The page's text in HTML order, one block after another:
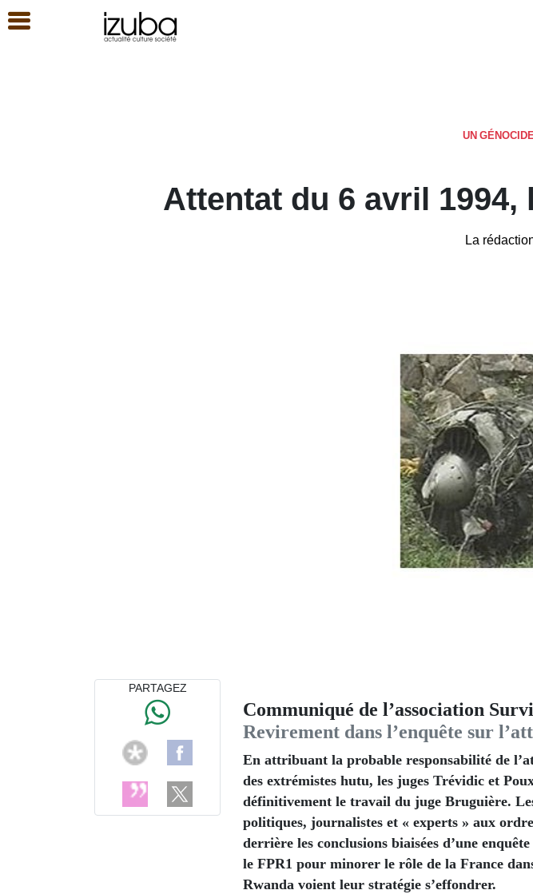
UN
Attentat du 6 avril
La
Communiqué de l’association
Revirement dans l’enquête sur
En attribuant la probable responsabilité de
des extrémistes hutu, les juges Trévidic et
définitivement le travail du juge Bruguière.
politiques, journalistes et « experts » aux
derrière les conclusions biaisées d’une
le FPR1 pour minorer le rôle de la France
Rwanda voient leur stratégie s’effondrer.
PARTAGEZ